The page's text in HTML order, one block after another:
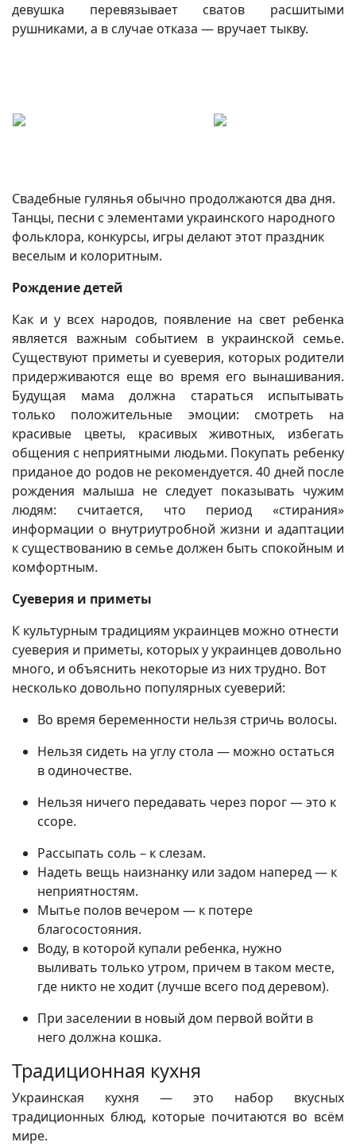
девушка перевязывает сватов расшитыми
рушниками, а в случае отказа ― вручает тыкву.
Свадебные гулянья обычно продолжаются два дня.
Танцы, песни с элементами украинского народного
фольклора, конкурсы, игры делают этот праздник
веселым и колоритным.
Рождение детей
Как и у всех народов, появление на свет ребенка
является важным событием в украинской семье.
Существуют приметы и суеверия, которых родители
придерживаются еще во время его вынашивания.
Будущая мама должна стараться испытывать
только положительные эмоции: смотреть на
красивые цветы, красивых животных, избегать
общения с неприятными людьми. Покупать ребенку
приданое до родов не рекомендуется. 40 дней после
рождения малыша не следует показывать чужим
людям: считается, что период «стирания»
информации о внутриутробной жизни и адаптации
к существованию в семье должен быть спокойным и
комфортным.
Суеверия и приметы
К культурным традициям украинцев можно отнести
суеверия и приметы, которых у украинцев довольно
много, и объяснить некоторые из них трудно. Вот
несколько довольно популярных суеверий:
Во время беременности нельзя стричь волосы.
Нельзя сидеть на углу стола ― можно остаться
в одиночестве.
Нельзя ничего передавать через порог ― это к
ссоре.
Рассыпать соль – к слезам.
Надеть вещь наизнанку или задом наперед ― к
неприятностям.
Мытье полов вечером ― к потере
благосостояния.
Воду, в которой купали ребенка, нужно
выливать только утром, причем в таком месте,
где никто не ходит (лучше всего под деревом).
При заселении в новый дом первой войти в
него должна кошка.
Традиционная кухня
Украинская кухня — это набор вкусных
традиционных блюд, которые почитаются во всём
мире.